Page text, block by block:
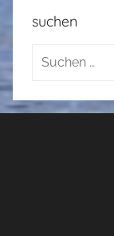
suchen
Suchen